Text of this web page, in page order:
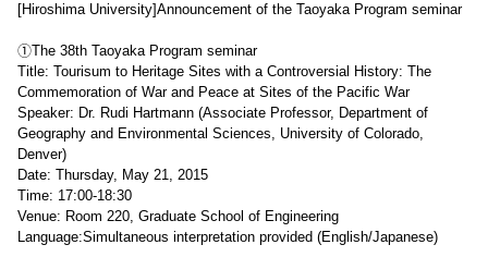
[Hiroshima University]Announcement of the Taoyaka Program seminar
①The 38th Taoyaka Program seminar
Title: Tourisum to Heritage Sites with a Controversial History: The
Commemoration of War and Peace at Sites of the Pacific War
Speaker: Dr. Rudi Hartmann (Associate Professor, Department of
Geography and Environmental Sciences, University of Colorado,
Denver)
Date: Thursday, May 21, 2015
Time: 17:00-18:30
Venue: Room 220, Graduate School of Engineering
Language:Simultaneous interpretation provided (English/Japanese)